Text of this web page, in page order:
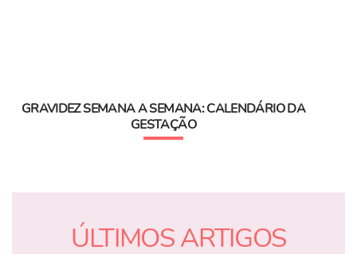
GRAVIDEZ SEMANA A SEMANA: CALENDÁRIO DA
GESTAÇÃO
ÚLTIMOS ARTIGOS